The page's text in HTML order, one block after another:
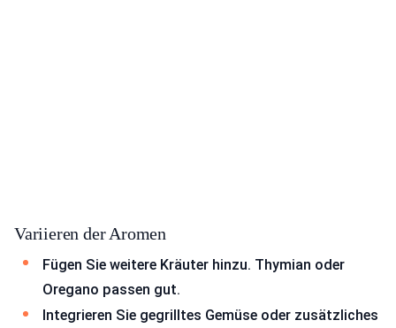
Variieren der Aromen
Fügen Sie weitere Kräuter hinzu. Thymian oder
Oregano passen gut.
Integrieren Sie gegrilltes Gemüse oder zusätzliches